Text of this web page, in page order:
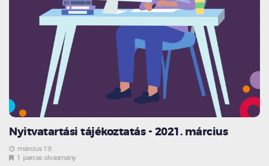
Nyitvatartási tájékoztatás - 2021. március
március 19.
1 perces olvasmány